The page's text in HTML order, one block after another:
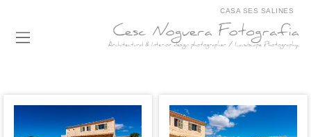
CASA SES SALINES